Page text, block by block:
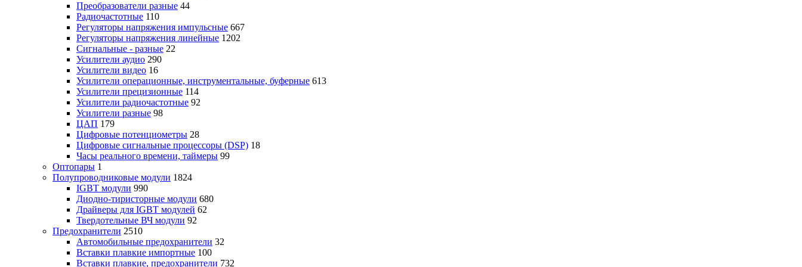
Преобразователи разные 44
Радиочастотные 110
Регуляторы напряжения импульсные 667
Регуляторы напряжения линейные 1202
Сигнальные - разные 22
Усилители аудио 290
Усилители видео 16
Усилители операционные, инструментальные, буферные 613
Усилители прецизионные 114
Усилители радиочастотные 92
Усилители разные 98
ЦАП 179
Цифровые потенциометры 28
Цифровые сигнальные процессоры (DSP) 18
Часы реального времени, таймеры 99
Оптопары 1
Полупроводниковые модули 1824
IGBT модули 990
Диодно-тиристорные модули 680
Драйверы для IGBT модулей 62
Твердотельные ВЧ модули 92
Предохранители 2510
Автомобильные предохранители 32
Вставки плавкие импортные 100
Вставки плавкие, предохранители 732